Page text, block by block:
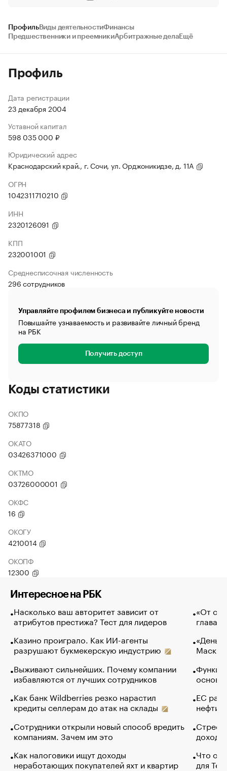
ПрофильВиды деятельностиФинансы
Предшественники и преемникиАрбитражные дела Ещё
Профиль
Дата регистрации
23 декабря 2004
Уставной капитал
598 035 000 ₽
Юридический адрес
Краснодарский край., г. Сочи, ул. Орджоникидзе, д. 11А
ОГРН
1042311710210
ИНН
2320126091
КПП
232001001
Среднесписочная численность
296 сотрудников
Управляйте профилем бизнеса и публикуйте новости
Повышайте узнаваемость и развивайте личный бренд
на РБК
Получить доступ
Коды статистики
ОКПО
75877318
ОКАТО
03426371000
ОКТМО
03726000001
ОКФС
16
ОКОГУ
4210014
ОКОПФ
12300
Интересное на РБК
Насколько ваш авторитет зависит от
атрибутов престижа? Тест для лидеров
Казино проиграло. Как ИИ-агенты
разрушают букмекерскую индустрию
Выживают сильнейших. Почему компании
избавляются от лучших сотрудников
Как банк Wildberries резко нарастил
кредиты селлерам до атак на склады
Сотрудники открыли новый способ вредить
компаниям. Зачем им это
Как налоговики ищут доходы
неработающих покупателей яхт и квартир
«От
глава
Маск в
основ
ЕС
нефти
Что
для